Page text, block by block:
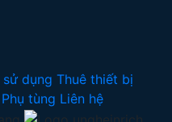
dụng Thuê thiết bị
Phụ tùng Liên hệ